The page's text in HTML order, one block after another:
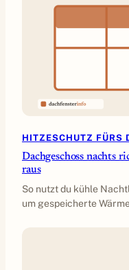
HITZESCHUTZ FÜRS
Dachgeschoss nachts
raus
So nutzt du kühle
um gespeicherte